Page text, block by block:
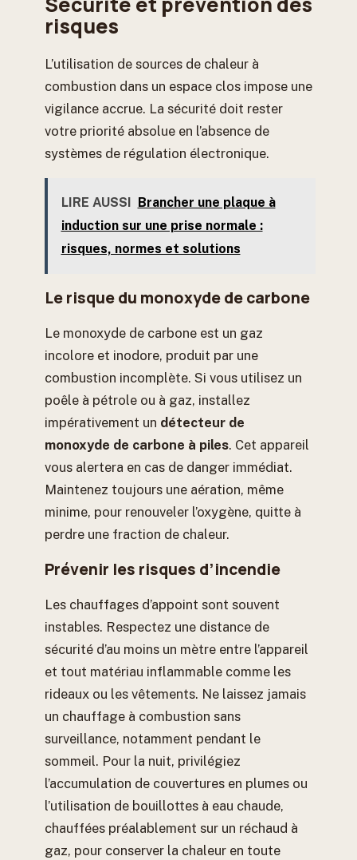
risques
L’utilisation de sources de chaleur à
combustion dans un espace clos impose une
vigilance accrue. La sécurité doit rester
votre priorité absolue en l’absence de
systèmes de régulation électronique.
LIRE AUSSI Brancher une plaque à
induction sur une prise normale :
risques, normes et solutions
Le risque du monoxyde de carbone
Le monoxyde de carbone est un gaz
incolore et inodore, produit par une
combustion incomplète. Si vous utilisez un
poêle à pétrole ou à gaz, installez
impérativement un détecteur de
monoxyde de carbone à piles. Cet appareil
vous alertera en cas de danger immédiat.
Maintenez toujours une aération, même
minime, pour renouveler l’oxygène, quitte à
perdre une fraction de chaleur.
Prévenir les risques d’incendie
Les chauffages d’appoint sont souvent
instables. Respectez une distance de
sécurité d’au moins un mètre entre l’appareil
et tout matériau inflammable comme les
rideaux ou les vêtements. Ne laissez jamais
un chauffage à combustion sans
surveillance, notamment pendant le
sommeil. Pour la nuit, privilégiez
l’accumulation de couvertures en plumes ou
l’utilisation de bouillottes à eau chaude,
chauffées préalablement sur un réchaud à
gaz, pour conserver la chaleur en toute